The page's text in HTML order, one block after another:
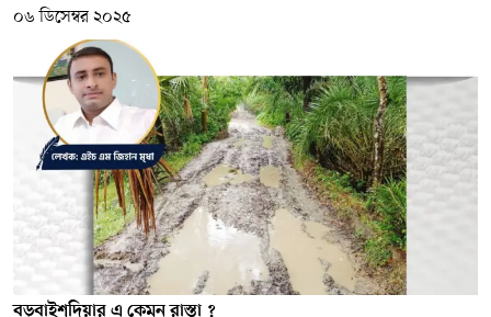
০৬ ডিসেম্বর ২০২৫
বড়বাইশদিয়ার এ কেমন রাস্তা ?